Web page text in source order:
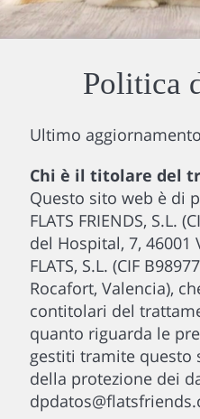
Politica
Ultimo
Chi è il titolare del
Questo sito web è di
FLATS FRIENDS, S.L.
del Hospital, 7, 46001
FLATS, S.L. (CIF
Rocafort, Valencia),
contitolari del
quanto riguarda le
gestiti tramite questo
della protezione dei